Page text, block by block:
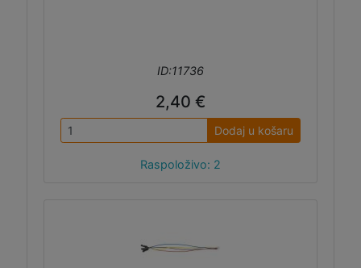
ID:11736
2,40 €
Dodaj u košaru
Raspoloživo: 2